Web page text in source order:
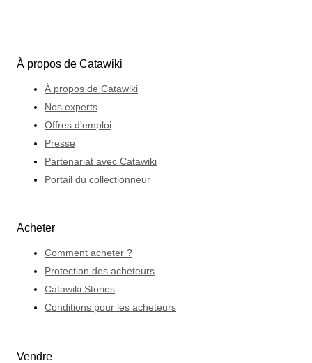
À propos de Catawiki
À propos de Catawiki
Nos experts
Offres d'emploi
Presse
Partenariat avec Catawiki
Portail du collectionneur
Acheter
Comment acheter ?
Protection des acheteurs
Catawiki Stories
Conditions pour les acheteurs
Vendre